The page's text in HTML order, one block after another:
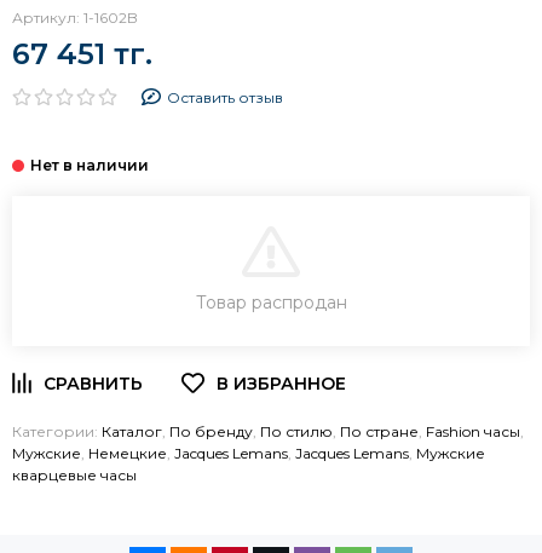
Артикул: 1-1602B
67 451 тг.
Оставить отзыв
ЗАКАЗ В ОДИН КЛИК
Товар распродан
Категории: Каталог По бренду По стилю По стране Fashion часы
Мужские Немецкие Jacques Lemans Jacques Lemans Мужские
кварцевые часы